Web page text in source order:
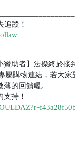
追蹤！
贊助者】法操終於接
屬購物連結，若大家
的回饋喔。
持！